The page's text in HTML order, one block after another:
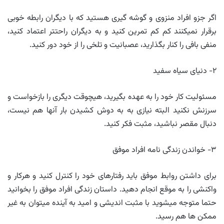
اگر جزو افراد منزوی و گوشه گیری هستید که با دیگران رابطه خوبی
برقرار نمیکنند کم کم تمرین کنید و به دیگران راحتتر اعتماد کنید،
منفی بافی را کنار بگذارید، عصبانیت و تلخی را از خود دور کنید.
۲- دنیای سیاه سفید
مسئولیت کار خود را به عهده بگیرید، هیچوقت دیگری را بازخواست و
سرزنش نکنید البته نیازی به به دوش کشیدن بار آنها هم نیست،
دنبال مقصر نباشید، مثبت فکر کنید.
۳- خواندن زندگی نامه افراد موفق
برای داشتن روابط موفق باید رفتارهای خود را کنترل کنید و هرکار و
واکنشی را به موقع انجام دهید. داستان زندگی افراد موفق را بخوانید
حتما متوجه میشوید با مثبت اندیشی و امید به آینده میتوان به غیر
ممکن ها هم رسید.